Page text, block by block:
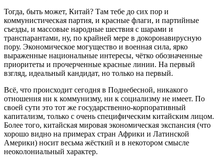
Тогда, быть может, Китай? Там тебе до сих пор и
коммунистическая партия, и красные флаги, и партийные
съезды, и массовые народные шествия с шарами и
транспарантами, ну, по крайней мере в докоронавирусную
пору. Экономическое могущество и военная сила, ярко
выраженные национальные интересы, чётко обозначенные
приоритеты и прочерченные красные линии. На первый
взгляд, идеальный кандидат, но только на первый.
Всё, что происходит сегодня в Поднебесной, никакого
отношения ни к коммунизму, ни к социализму не имеет. По
своей сути это тот же государственно-корпоративный
капитализм, только с очень специфическим китайским лицом.
Более того, китайская мировая экономическая экспансия (что
хорошо видно на примерах стран Африки и Латинской
Америки) носит весьма жёсткий и в некотором смысле
неоколониальный характер.